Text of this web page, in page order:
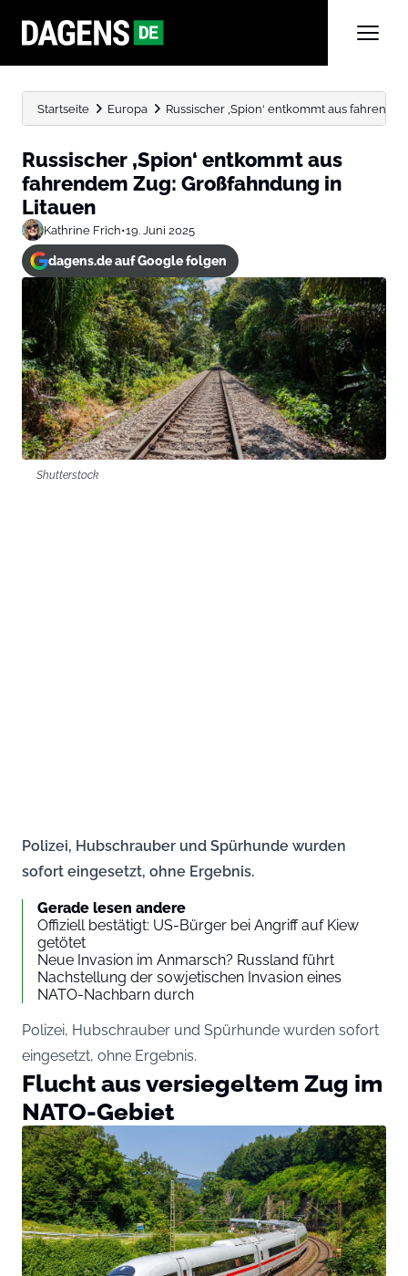
Startseite Europa Russischer ‚Spion‘ entkommt aus
Russischer ‚Spion‘ entkommt aus
fahrendem Zug: Großfahndung in
Litauen
Kathrine Frich•19. Juni 2025
dagens.de auf Google folgen
Shutterstock
Polizei, Hubschrauber und Spürhunde wurden
sofort eingesetzt, ohne Ergebnis.
Gerade lesen andere
Offiziell bestätigt: US-Bürger bei Angriff auf Kiew
getötet
Neue Invasion im Anmarsch? Russland führt
Nachstellung der sowjetischen Invasion eines
NATO-Nachbarn durch
Polizei, Hubschrauber und Spürhunde wurden sofort
eingesetzt, ohne Ergebnis.
Flucht aus versiegeltem Zug im
NATO-Gebiet